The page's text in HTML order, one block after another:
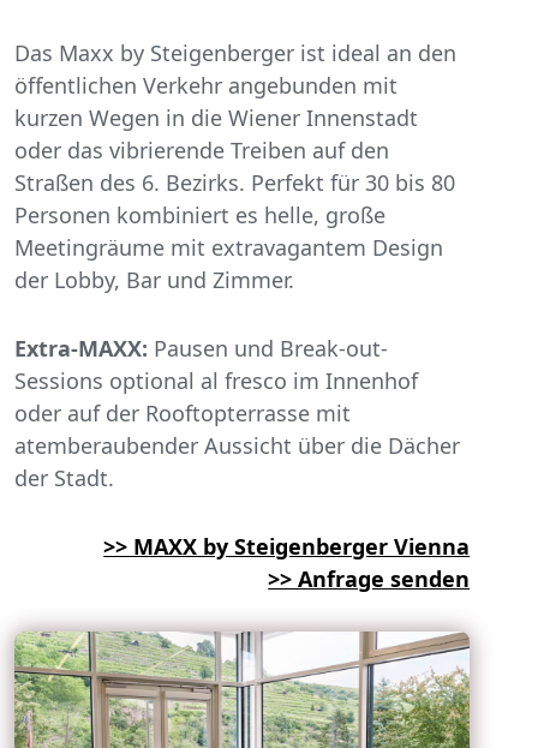
Das Maxx by Steigenberger ist ideal an den
öffentlichen Verkehr angebunden mit
kurzen Wegen in die Wiener Innenstadt
oder das vibrierende Treiben auf den
Straßen des 6. Bezirks. Perfekt für 30 bis 80
Personen kombiniert es helle, große
Meetingräume mit extravagantem Design
der Lobby, Bar und Zimmer.
Extra-MAXX: Pausen und Break-out-
Sessions optional al fresco im Innenhof
oder auf der Rooftopterrasse mit
atemberaubender Aussicht über die Dächer
der Stadt.
>> MAXX by Steigenberger Vienna
>> Anfrage senden